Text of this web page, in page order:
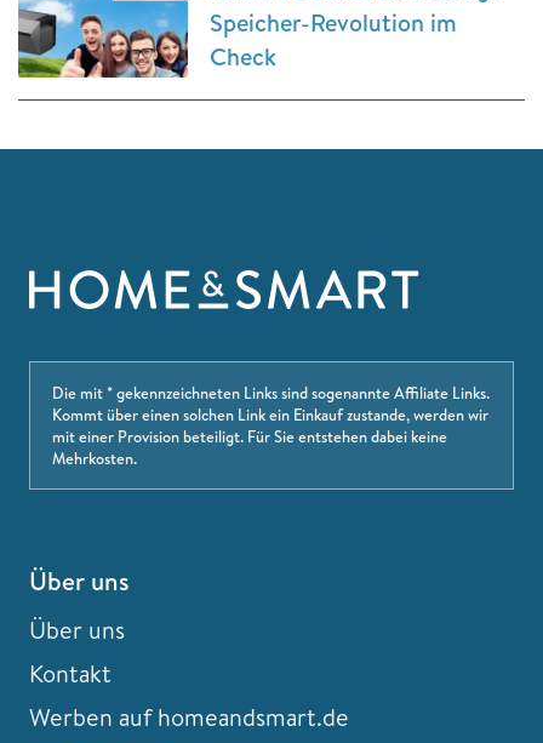
Speicher-Revolution im
Check
Die mit * gekennzeichneten Links sind sogenannte Affiliate Links.
Kommt über einen solchen Link ein Einkauf zustande, werden wir
mit einer Provision beteiligt. Für Sie entstehen dabei keine
Mehrkosten.
Über uns
Über uns
Kontakt
Werben auf homeandsmart.de